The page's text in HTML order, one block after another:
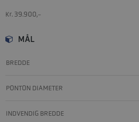
Kr. 39.900,-
MÅL
BREDDE
PONTON DIAMETER
INDVENDIG BREDDE